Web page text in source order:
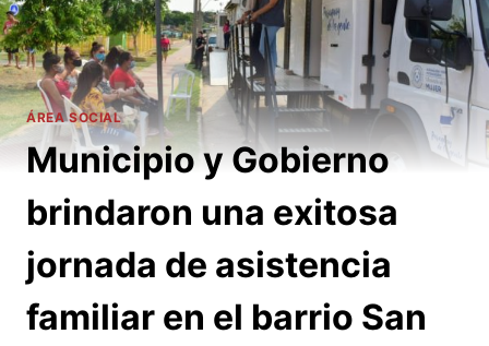
ÁREA SOCIAL
Municipio y Gobierno
brindaron una exitosa
jornada de asistencia
familiar en el barrio San